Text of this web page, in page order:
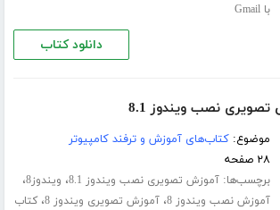
با Gmail
دانلود کتاب
نصب ویندوز 8.1
موضوع:کتاب‌های آموزش و ترفند کامپیوتر
۲۸ صفحه
برچسب‌ها:آموزش تصویری نصب ویندوز 8.1 ، ویندوز8 ،
آموزش نصب ویندوز 8 ،آموزش تصویری ویندوز 8 ،کتاب